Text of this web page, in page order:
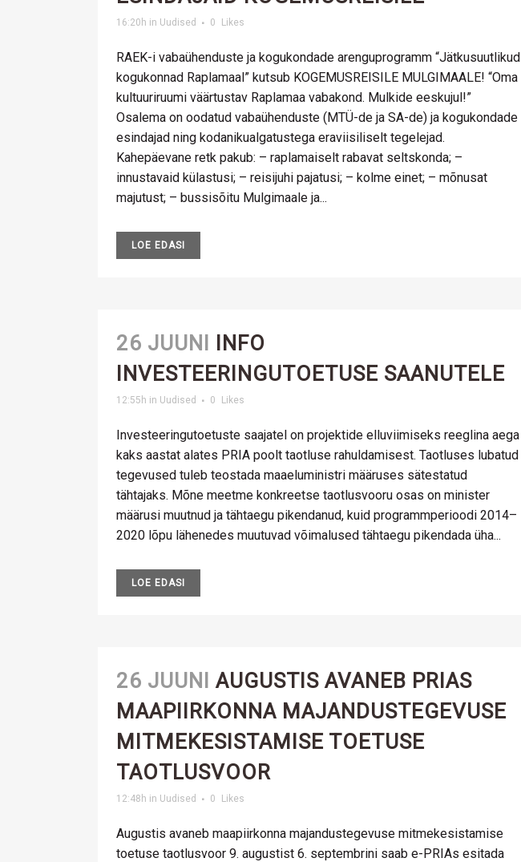
16:20h in Uudised 0 Likes
RAEK-i vabaühenduste ja kogukondade arenguprogramm “Jätkusuutlikud
kogukonnad Raplamaal” kutsub KOGEMUSREISILE MULGIMAALE! “Oma
kultuuriruumi väärtustav Raplamaa vabakond. Mulkide eeskujul!”
Osalema on oodatud vabaühenduste (MTÜ-de ja SA-de) ja kogukondade
esindajad ning kodanikualgatustega eraviisiliselt tegelejad.
Kahepäevane retk pakub: – raplamaiselt rabavat seltskonda; –
innustavaid külastusi; – reisijuhi pajatusi; – kolme einet; – mõnusat
majutust; – bussisõitu Mulgimaale ja...
LOE EDASI
26 JUUNI
INFO
INVESTEERINGUTOETUSE SAANUTELE
12:55h in Uudised 0 Likes
Investeeringutoetuste saajatel on projektide elluviimiseks reeglina aega
kaks aastat alates PRIA poolt taotluse rahuldamisest. Taotluses lubatud
tegevused tuleb teostada maaeluministri määruses sätestatud
tähtajaks. Mõne meetme konkreetse taotlusvooru osas on minister
määrusi muutnud ja tähtaegu pikendanud, kuid programmperioodi 2014–
2020 lõpu lähenedes muutuvad võimalused tähtaegu pikendada üha...
LOE EDASI
26 JUUNI
AUGUSTIS AVANEB PRIAS
MAAPIIRKONNA MAJANDUSTEGEVUSE
MITMEKESISTAMISE TOETUSE
TAOTLUSVOOR
12:48h in Uudised 0 Likes
Augustis avaneb maapiirkonna majandustegevuse mitmekesistamise
toetuse taotlusvoor 9. augustist 6. septembrini saab e-PRIAs esitada